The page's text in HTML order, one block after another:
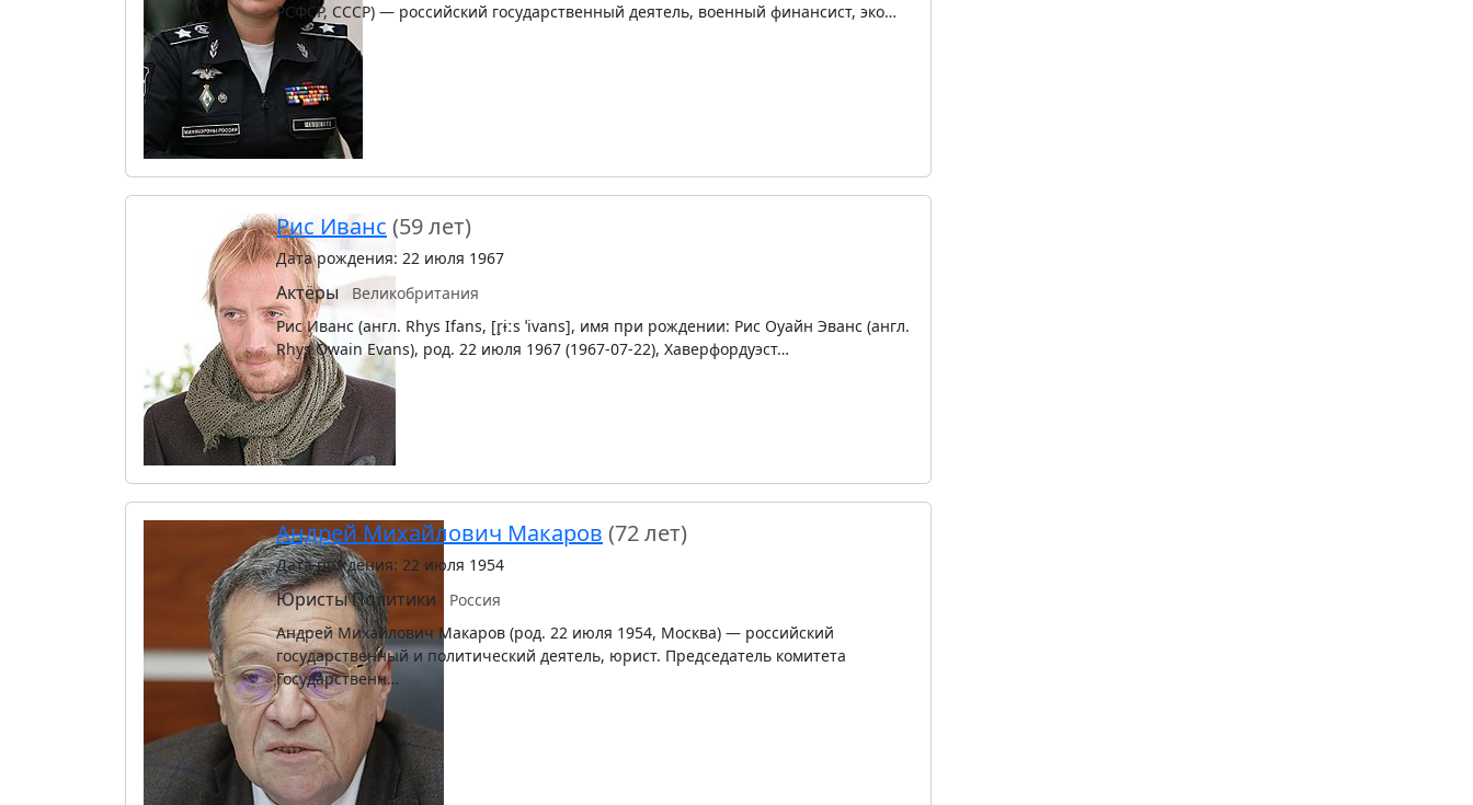
РСФСР, СССР) — российский государственный деятель, военный финансист, эко…
Рис Иванс (59 лет)
Дата рождения: 22 июля 1967
Актёры
Великобритания
Рис Иванс (англ. Rhys Ifans, [r̥ɨːs ˈivans], имя при рождении: Рис Оуайн Эванс (англ.
Rhys Owain Evans), род. 22 июля 1967 (1967-07-22), Хаверфордуэст…
Андрей Михайлович Макаров (72 лет)
Дата рождения: 22 июля 1954
ЮристыПолитики
Россия
Андрей Михайлович Макаров (род. 22 июля 1954, Москва) — российский
государственный и политический деятель, юрист. Председатель комитета
Государственн…